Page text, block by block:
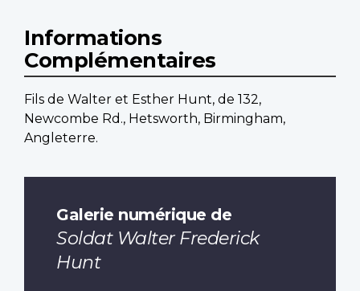
Informations
Complémentaires
Fils de Walter et Esther Hunt, de 132,
Newcombe Rd., Hetsworth, Birmingham,
Angleterre.
Galerie numérique de
Soldat Walter Frederick
Hunt